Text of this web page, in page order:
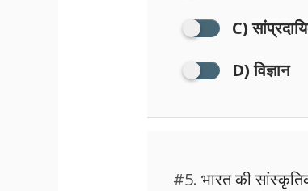
C)
D) विज्ञान
#5. भारत की